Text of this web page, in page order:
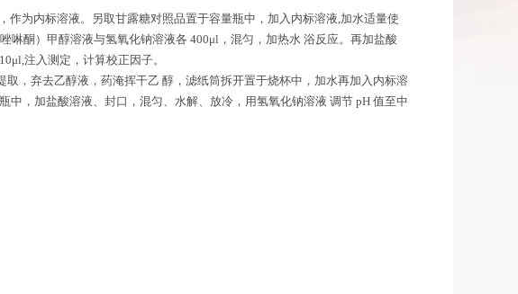
作为内标溶液。另取甘露糖对照品置于容量瓶中，加入内标溶液,加水适量使
啉酮）甲醇溶液与氢氧化钠溶液各 400μl，混匀，加热水 浴反应。再加盐酸
注入测定，计算校正因子。
取，弃去乙醇液，药淹挥干乙 醇，滤纸筒拆开置于烧杯中，加水再加入内标溶
，加盐酸溶液、封口，混匀、水解、放冷，用氢氧化钠溶液 调节 pH 值至中